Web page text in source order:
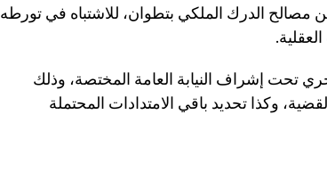
الدرك الملكي بتطوان، للاشتباه في تورطه
تحت إشراف النيابة العامة المختصة، وذلك
وكذا تحديد باقي الامتدادات المحتملة